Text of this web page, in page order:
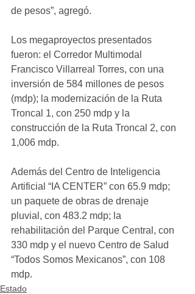
de pesos”, agregó.
Los megaproyectos presentados
fueron: el Corredor Multimodal
Francisco Villarreal Torres, con una
inversión de 584 millones de pesos
(mdp); la modernización de la Ruta
Troncal 1, con 250 mdp y la
construcción de la Ruta Troncal 2, con
1,006 mdp.
Además del Centro de Inteligencia
Artificial “IA CENTER” con 65.9 mdp;
un paquete de obras de drenaje
pluvial, con 483.2 mdp; la
rehabilitación del Parque Central, con
330 mdp y el nuevo Centro de Salud
“Todos Somos Mexicanos”, con 108
mdp.
Estado